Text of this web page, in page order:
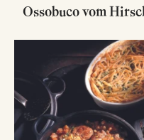
Ossobuco vom